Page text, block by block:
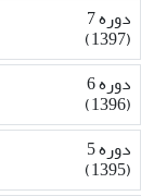
دوره 7
(1397)
دوره 6
(1396)
دوره 5
(1395)